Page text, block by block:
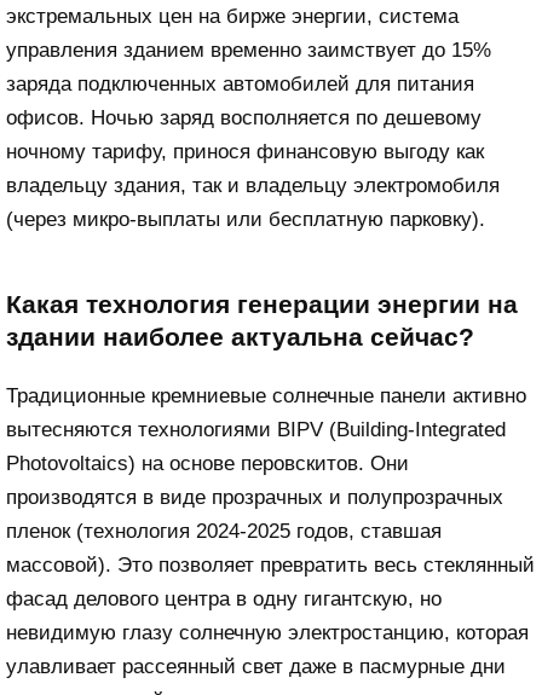
экстремальных цен на бирже энергии, система
управления зданием временно заимствует до 15%
заряда подключенных автомобилей для питания
офисов. Ночью заряд восполняется по дешевому
ночному тарифу, принося финансовую выгоду как
владельцу здания, так и владельцу электромобиля
(через микро-выплаты или бесплатную парковку).
Какая технология генерации энергии на
здании наиболее актуальна сейчас?
Традиционные кремниевые солнечные панели активно
вытесняются технологиями BIPV (Building-Integrated
Photovoltaics) на основе перовскитов. Они
производятся в виде прозрачных и полупрозрачных
пленок (технология 2024-2025 годов, ставшая
массовой). Это позволяет превратить весь стеклянный
фасад делового центра в одну гигантскую, но
невидимую глазу солнечную электростанцию, которая
улавливает рассеянный свет даже в пасмурные дни